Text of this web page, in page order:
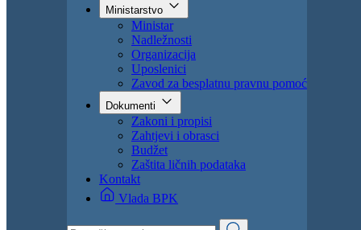
Obavještenja
Javne rasprave
Ministarstvo
Ministar
Nadležnosti
Organizacija
Uposlenici
Zavod za besplatnu pravnu pomoć
Dokumenti
Zakoni i propisi
Zahtjevi i obrasci
Budžet
Zaštita ličnih podataka
Kontakt